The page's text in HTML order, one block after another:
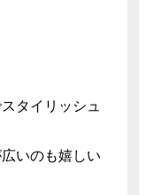
タイリッシュ
いのも嬉しい